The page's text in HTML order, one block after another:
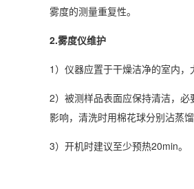
雾度的测量重复性。
2.雾度仪维护
1）仪器应置于干燥洁净的室内，
2）被测样品表面应保持清洁，
影响，清洗时用棉花球分别沾蒸
3）开机时建议至少预热20min。